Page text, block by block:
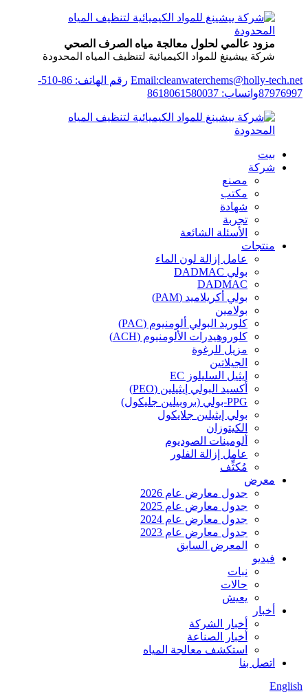
مزود عالمي لحلول معالجة مياه الصرف الصحي
شركة ييشينغ للمواد الكيميائية لتنظيف المياه المحدودة
Email:cleanwaterchems@holly-tech.net
رقم الهاتف: 86-510-
87976997واتساب: 8618061580037
بيت
شركة
مصنع
مكتب
شهادة
تجربة
الأسئلة الشائعة
منتجات
عامل إزالة لون الماء
بولي DADMAC
DADMAC
بولي أكريلاميد (PAM)
بولامين
كلوريد البولي ألومنيوم (PAC)
كلوروهيدرات الألومنيوم (ACH)
مزيل للرغوة
الجيلاتين
إيثيل السليلوز EC
أكسيد البولي إيثيلين (PEO)
PPG-بولي (بروبيلين جليكول)
بولي إيثيلين جلايكول
الكيتوزان
ألومينات الصوديوم
عامل إزالة الفلور
مُكثِّف
معرض
جدول معارض عام 2026
جدول معارض عام 2025
جدول معارض عام 2024
جدول معارض عام 2023
المعرض السابق
فيديو
نبات
حالات
يعيش
أخبار
أخبار الشركة
أخبار الصناعة
استكشف معالجة المياه
اتصل بنا
English